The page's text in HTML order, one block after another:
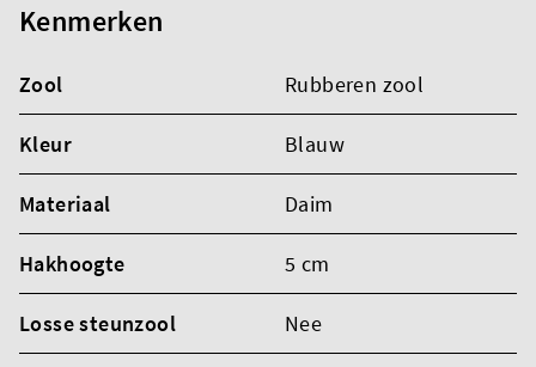
Kenmerken
Zool Rubberen zool
Kleur Blauw
Materiaal Daim
Hakhoogte 5 cm
Losse steunzool Nee